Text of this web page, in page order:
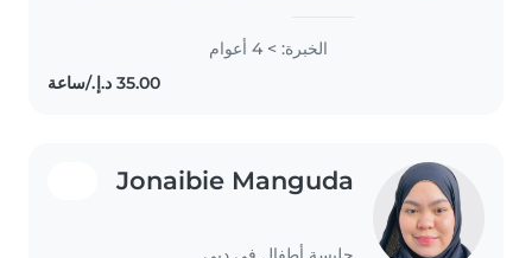
4year experience in taking care
of kids. I can play with them and
الخبرة: > 4 أعوام
Jonaibie Manguda